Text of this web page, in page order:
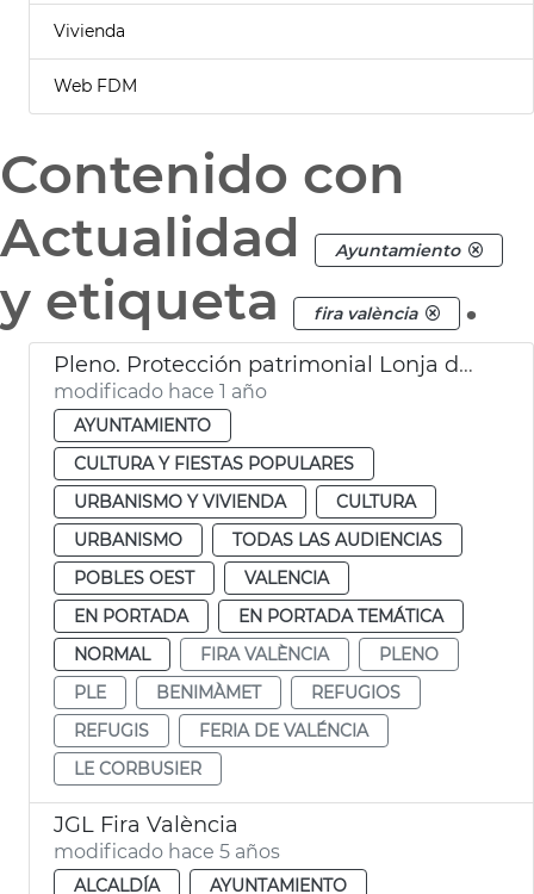
Vivienda
Web FDM
Contenido con
Actualidad
Ayuntamiento
y etiqueta fira valència .
Pleno. Protección patrimonial Lonja de Feria València y refugios antiaéreos de València
modificado hace 1 año
AYUNTAMIENTO
CULTURA Y FIESTAS POPULARES
URBANISMO Y VIVIENDA
CULTURA
URBANISMO
TODAS LAS AUDIENCIAS
POBLES OEST
VALENCIA
EN PORTADA
EN PORTADA TEMÁTICA
NORMAL
FIRA VALÈNCIA
PLENO
PLE
BENIMÀMET
REFUGIOS
REFUGIS
FERIA DE VALÉNCIA
LE CORBUSIER
JGL Fira València
modificado hace 5 años
ALCALDÍA AYUNTAMIENTO